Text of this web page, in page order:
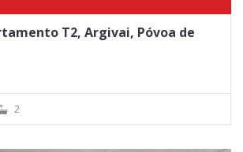
T2, Argivai, Póvoa de
2